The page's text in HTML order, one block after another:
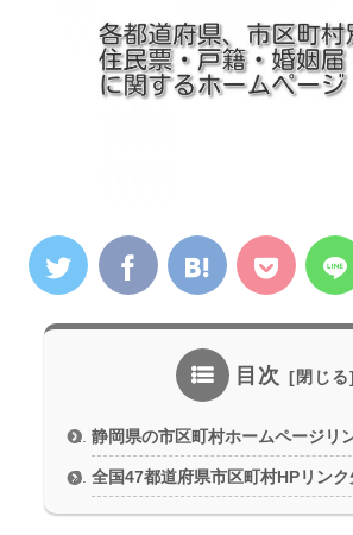
目次
静岡県の市区町村ホームページリ
全国47都道府県市区町村HPリンク